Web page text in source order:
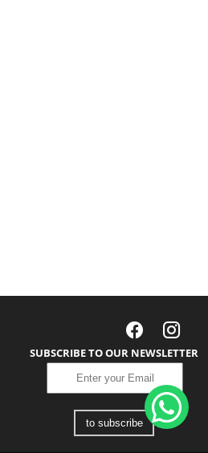
SUBSCRIBE TO OUR NEWSLETTER
to subscribe